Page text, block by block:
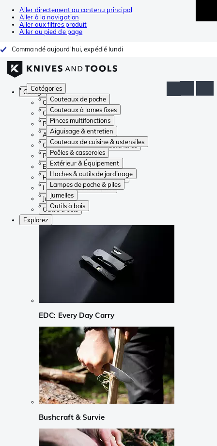
Aller directement au contenu principal
Aller à la navigation
Aller aux filtres produit
Aller au pied de page
Commandé aujourd'hui, expédié lundi
Catégories
Couteaux de poche
Couteaux à lames fixes
Pinces multifonctions
Aiguisage & entretien
Couteaux de cuisine & ustensiles
Poêles & casseroles
Extérieur & Équipement
Haches & outils de jardinage
Lampes de poche & piles
Jumelles
Outils à bois
Catégories
Couteaux de poche
Couteaux à lames fixes
Pinces multifonctions
Aiguisage & entretien
Couteaux de cuisine & ustensiles
Poêles & casseroles
Extérieur & Équipement
Haches & outils de jardinage
Lampes de poche & piles
Jumelles
Outils à bois
Explorez
EDC: Every Day Carry
Bushcraft & Survie